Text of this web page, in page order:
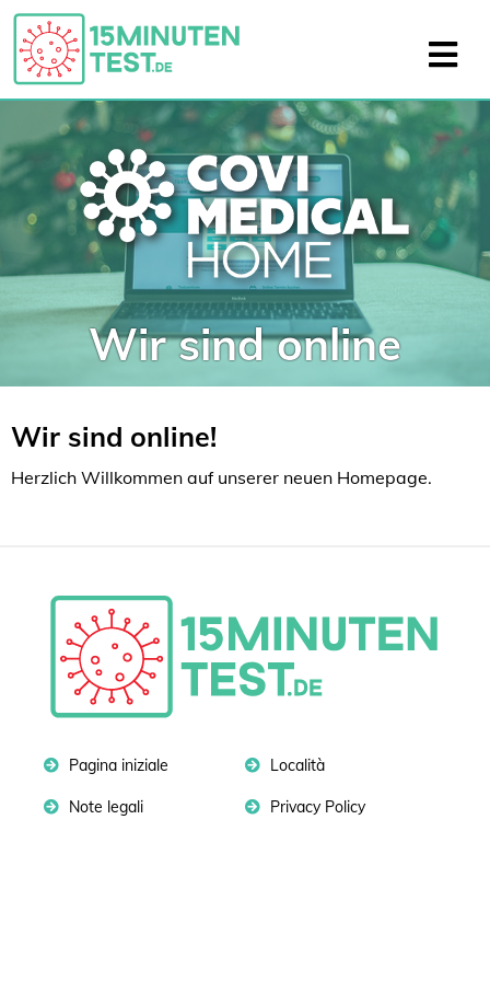
Wir sind online
Wir sind online!
Herzlich Willkommen auf unserer neuen Homepage.
Pagina iniziale Località
Note legali Privacy Policy